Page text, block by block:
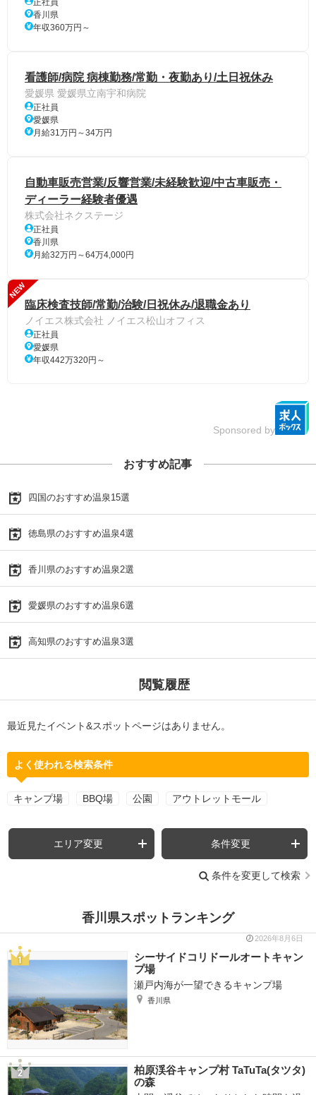
香川県
年収360万円～
看護師/病院 病棟勤務/常勤・夜勤あり/土日祝休み
愛媛県 愛媛県立南宇和病院
正社員
愛媛県
月給31万円～34万円
自動車販売営業/反響営業/未経験歓迎/中古車販売・
ディーラー経験者優遇
株式会社ネクステージ
正社員
香川県
月給32万円～64万4,000円
NEW
臨床検査技師/常勤/治験/日祝休み/退職金あり
ノイエス株式会社 ノイエス松山オフィス
正社員
愛媛県
年収442万320円～
Sponsored by
おすすめ記事
四国のおすすめ温泉15選
徳島県のおすすめ温泉4選
香川県のおすすめ温泉2選
愛媛県のおすすめ温泉6選
高知県のおすすめ温泉3選
閲覧履歴
最近見たイベント&スポットページはありません。
よく使われる検索条件
キャンプ場 BBQ場 公園 アウトレットモール
エリア変更 条件変更
条件を変更して検索
香川県スポットランキング
2026年8月6日
シーサイドコリドールオートキャン
プ場
瀬戸内海が一望できるキャンプ場
香川県
柏原渓谷キャンプ村 TaTuTa(タツタ)
の森